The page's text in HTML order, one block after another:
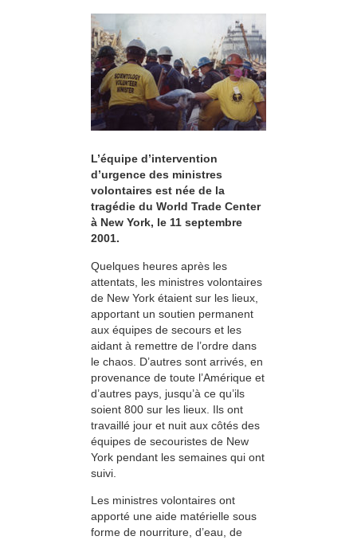
L’équipe d’intervention
d’urgence des ministres
volontaires est née de la
tragédie du World Trade Center
à New York, le 11 septembre
2001.
Quelques heures après les
attentats, les ministres volontaires
de New York étaient sur les lieux,
apportant un soutien permanent
aux équipes de secours et les
aidant à remettre de l’ordre dans
le chaos. D’autres sont arrivés, en
provenance de toute l’Amérique et
d’autres pays, jusqu’à ce qu’ils
soient 800 sur les lieux. Ils ont
travaillé jour et nuit aux côtés des
équipes de secouristes de New
York pendant les semaines qui ont
suivi.
Les ministres volontaires ont
apporté une aide matérielle sous
forme de nourriture, d’eau, de